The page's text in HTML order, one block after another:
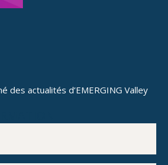
des actualités d’EMERGING Valley